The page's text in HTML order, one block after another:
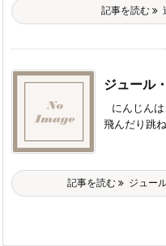
記事を読む
ジュール
にんじん
飛んだり跳
記事を読む ジュー